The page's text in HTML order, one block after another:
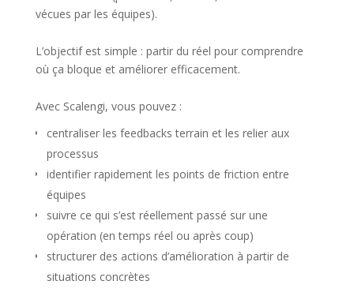
vécues par les équipes).
L’objectif est simple : partir du réel pour comprendre
où ça bloque et améliorer efficacement.
Avec Scalengi, vous pouvez :
centraliser les feedbacks terrain et les relier aux
processus
identifier rapidement les points de friction entre
équipes
suivre ce qui s’est réellement passé sur une
opération (en temps réel ou après coup)
structurer des actions d’amélioration à partir de
situations concrètes